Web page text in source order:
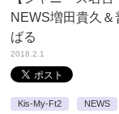
NEWS増田貴久
ばる
2018.2.1
Kis-My-Ft2 NEWS